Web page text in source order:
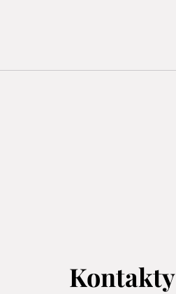
Kontakty